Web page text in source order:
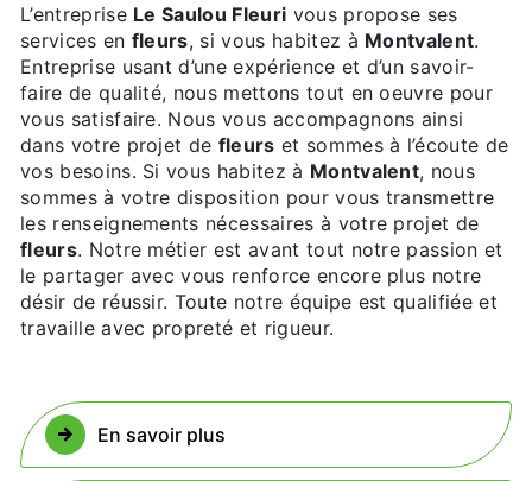
L’entreprise Le Saulou Fleuri vous propose ses
services en fleurs, si vous habitez à Montvalent.
Entreprise usant d’une expérience et d’un savoir-
faire de qualité, nous mettons tout en oeuvre pour
vous satisfaire. Nous vous accompagnons ainsi
dans votre projet de fleurs et sommes à l’écoute de
vos besoins. Si vous habitez à Montvalent, nous
sommes à votre disposition pour vous transmettre
les renseignements nécessaires à votre projet de
fleurs. Notre métier est avant tout notre passion et
le partager avec vous renforce encore plus notre
désir de réussir. Toute notre équipe est qualifiée et
travaille avec propreté et rigueur.
En savoir plus